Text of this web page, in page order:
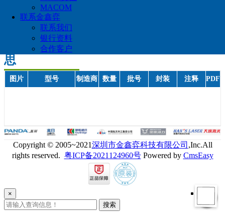
MACOM
联系金鑫弈
联系我们
银行资料
合作客户
XILINX赛灵
思
图片 型号 制造商 数量 批号 封装 注释 PDF
Copyright © 2005~2021深圳市金鑫弈科技有限公司 ,Inc.All
rights reserved. 粤ICP备2021124960号Powered by CmsEasy
×
搜索